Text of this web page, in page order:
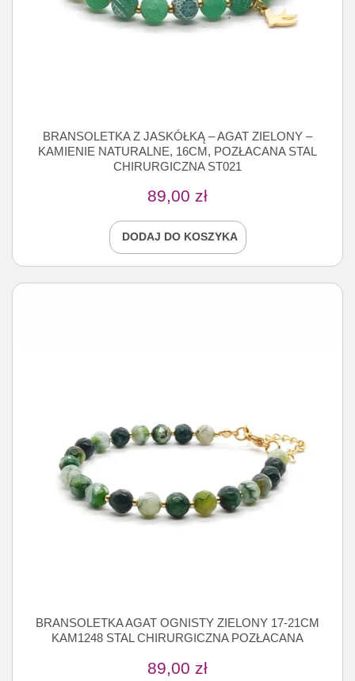
BRANSOLETKA Z JASKÓŁKĄ – AGAT ZIELONY –
KAMIENIE NATURALNE, 16CM, POZŁACANA STAL
CHIRURGICZNA ST021
89,00 zł
DODAJ DO KOSZYKA
BRANSOLETKA AGAT OGNISTY ZIELONY 17-21CM
KAM1248 STAL CHIRURGICZNA POZŁACANA
89,00 zł